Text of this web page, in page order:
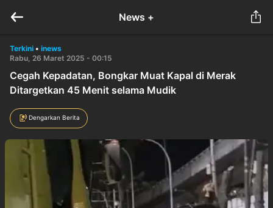
News +
Terkini • inews
Rabu, 26 Maret 2025 - 00:15
Cegah Kepadatan, Bongkar Muat Kapal di Merak
Ditargetkan 45 Menit selama Mudik
Dengarkan Berita